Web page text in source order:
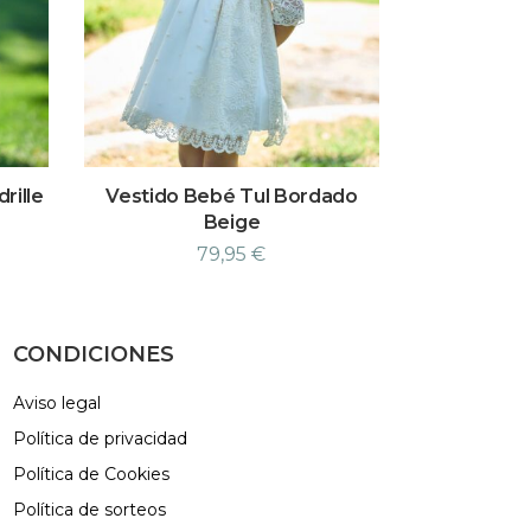
Vestido Bebé Tul Bordado
Beige
79,95€
CONDICIONES
Aviso legal
Política de privacidad
Política de Cookies
Política de sorteos